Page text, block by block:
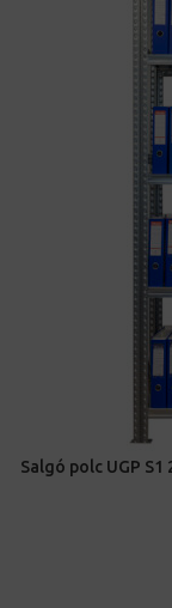
Salgó polc UGP